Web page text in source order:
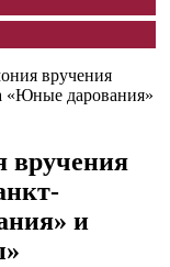
вручения
«Юные дарования»
вручения
и